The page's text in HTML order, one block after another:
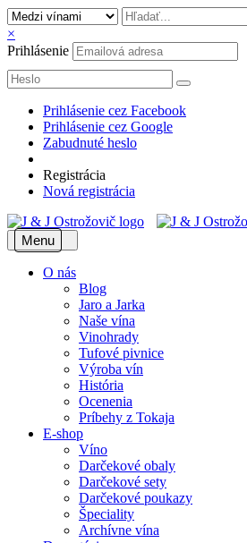
×
Prihlásenie
Prihlásenie cez Facebook
Prihlásenie cez Google
Zabudnuté heslo
Registrácia
Nová registrácia
Menu
O nás
Blog
Jaro a Jarka
Naše vína
Vinohrady
Tufové pivnice
Výroba vín
História
Ocenenia
Príbehy z Tokaja
E-shop
Víno
Darčekové obaly
Darčekové sety
Darčekové poukazy
Špeciality
Archívne vína